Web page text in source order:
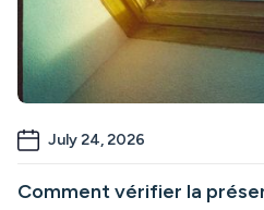
July 24, 2026
Comment vérifier la